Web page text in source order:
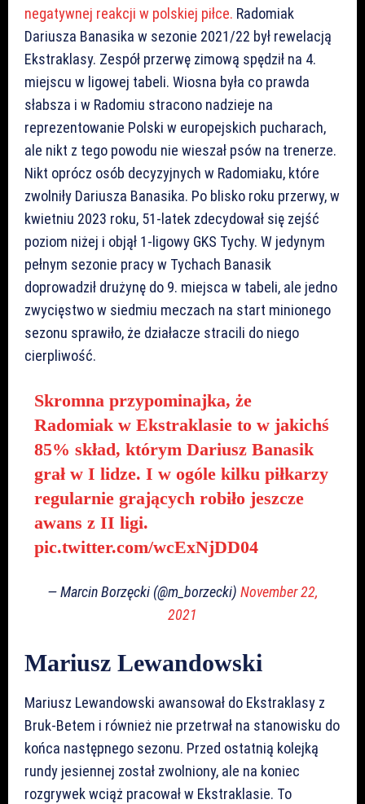
negatywnej reakcji w polskiej piłce. Radomiak
Dariusza Banasika w sezonie 2021/22 był rewelacją
Ekstraklasy. Zespół przerwę zimową spędził na 4.
miejscu w ligowej tabeli. Wiosna była co prawda
słabsza i w Radomiu stracono nadzieje na
reprezentowanie Polski w europejskich pucharach,
ale nikt z tego powodu nie wieszał psów na trenerze.
Nikt oprócz osób decyzyjnych w Radomiaku, które
zwolniły Dariusza Banasika. Po blisko roku przerwy, w
kwietniu 2023 roku, 51-latek zdecydował się zejść
poziom niżej i objął 1-ligowy GKS Tychy. W jedynym
pełnym sezonie pracy w Tychach Banasik
doprowadził drużynę do 9. miejsca w tabeli, ale jedno
zwycięstwo w siedmiu meczach na start minionego
sezonu sprawiło, że działacze stracili do niego
cierpliwość.
Skromna przypominajka, że
Radomiak w Ekstraklasie to w jakichś
85% skład, którym Dariusz Banasik
grał w I lidze. I w ogóle kilku piłkarzy
regularnie grających robiło jeszcze
awans z II ligi.
pic.twitter.com/wcExNjDD04
— Marcin Borzęcki (@m_borzecki) November 22,
2021
Mariusz Lewandowski
Mariusz Lewandowski awansował do Ekstraklasy z
Bruk-Betem i również nie przetrwał na stanowisku do
końca następnego sezonu. Przed ostatnią kolejką
rundy jesiennej został zwolniony, ale na koniec
rozgrywek wciąż pracował w Ekstraklasie. To